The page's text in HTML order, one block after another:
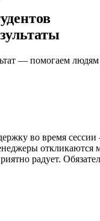
— помогаем
во время
откликаются
радует.